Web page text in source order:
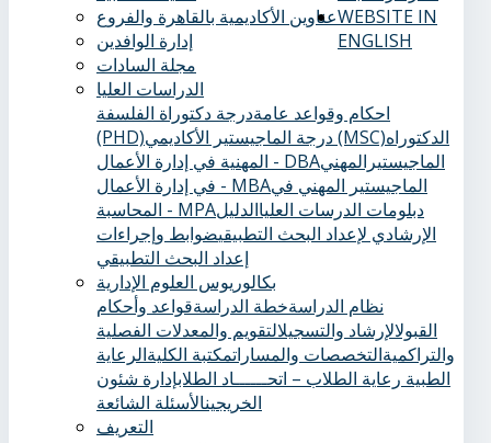
عناوين الأكاديمية بالقاهرة والفروع
إدارة الوافدين
مجلة السادات
الدراسات العليا
احكام وقواعد عامةدرجة دكتوراة الفلسفة
(PHD)
درجة الماجيستير الأكاديمي (MSC)الدكتوراه
المهنية في إدارة الأعمال - DBAالماجيستيرالمهني
في إدارة الأعمال - MBAالماجيستير المهني في
المحاسبة - MPA
دبلومات الدرسات العلياالدليل
الإرشادي لإعداد البحث التطبيقيضوابط وإجراءات
إعداد البحث التطبيقي
بكالوريوس العلوم الإدارية
نظام الدراسةخطة الدراسةقواعد وأحكام
القبولالإرشاد والتسجيلالتقويم والمعدلات الفصلية
والتراكميةالتخصصات والمساراتمكتبة الكليةالرعاية
الطبية ‏ رعاية الطلاب – اتحــــــاد الطلابإدارة شئون
الخريجينالأسئلة الشائعة
التعريف
WEBSITE IN
ENGLISH